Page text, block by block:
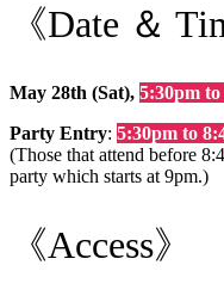
《Date ＆
May 28th (Sat), 5:30pm
Party Entry: 5:30pm to
(Those that attend before
party which starts at 9pm.)
《Access》